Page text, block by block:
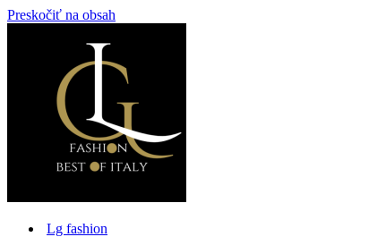
Preskočiť na obsah
Lg fashion